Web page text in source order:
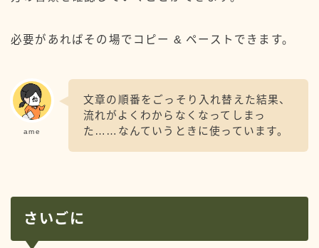
必要があればその場でコピー & ペーストできます。
ame
文章の順番をごっそり入れ替えた結果、
流れがよくわからなくなってしまっ
た……なんていうときに使っています。
さいごに